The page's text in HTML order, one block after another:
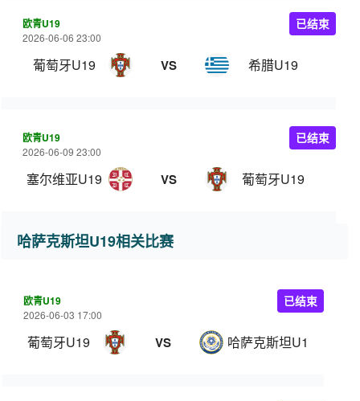
欧青U19
2026-06-06 23:00
葡萄牙U19 VS 希腊U19
已结束
欧青U19
2026-06-09 23:00
塞尔维亚U19 VS 葡萄牙U19
已结束
哈萨克斯坦U19相关比赛
欧青U19
2026-06-03 17:00
葡萄牙U19 VS 哈萨克斯坦U19
已结束